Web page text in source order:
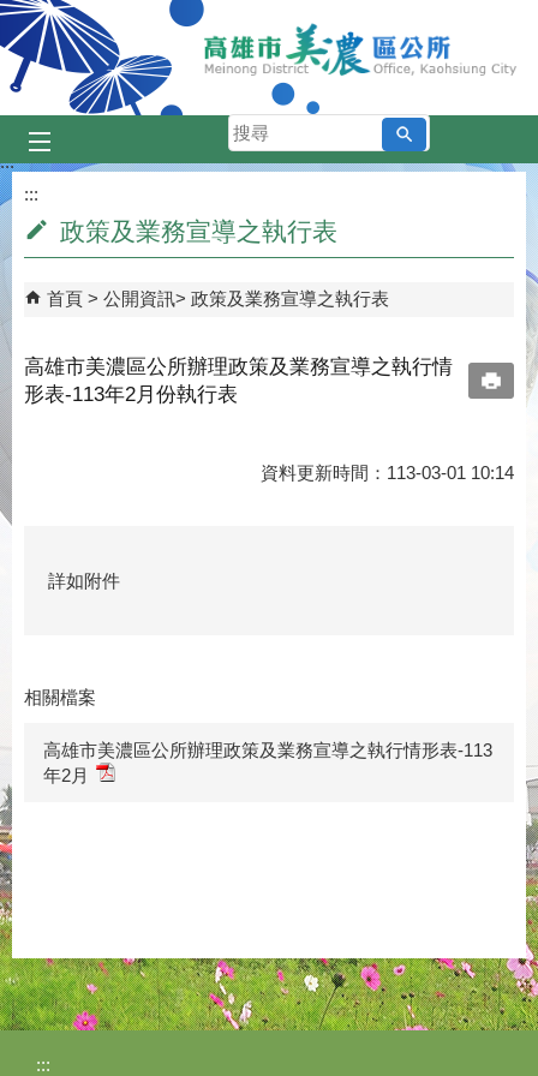
跳到主要內容區塊
搜
尋
:::
:::
政策及業務宣導之執行表
首頁 公開資訊 政策及業務宣導之執行表
高雄市美濃區公所辦理政策及業務宣導之執行情
形表-113年2月份執行表
資料更新時間：113-03-01 10:14
詳如附件
相關檔案
高雄市美濃區公所辦理政策及業務宣導之執行情形表-113
年2月
:::